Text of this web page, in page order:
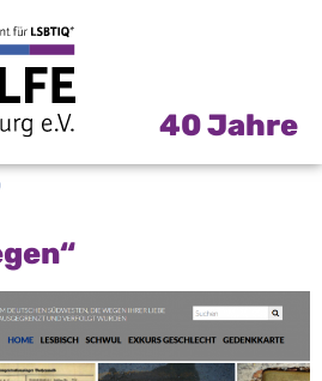
40 Jahre